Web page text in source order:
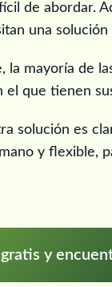
de abordar.
una
la mayoría de
el que tienen
solución es
y flexible,
y